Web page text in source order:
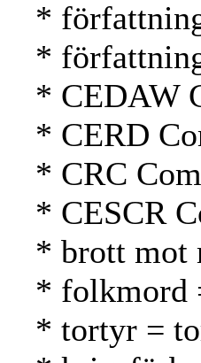
*
*
* CEDAW
* CERD
* CRC
* CESCR
* brott mot
* folkmord
* tortyr =